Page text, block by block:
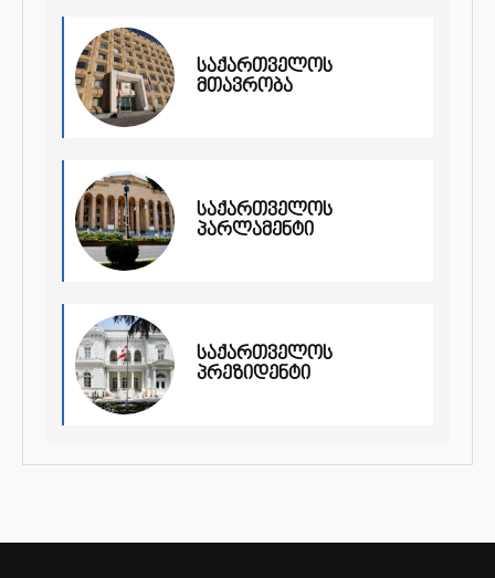
საქართველოს
მთავრობა
საქართველოს
პარლამენტი
საქართველოს
პრეზიდენტი